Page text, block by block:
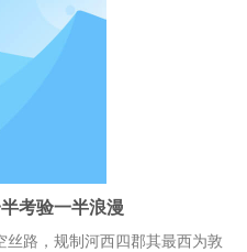
考验一半浪漫
路，规制河西四郡其最西为敦